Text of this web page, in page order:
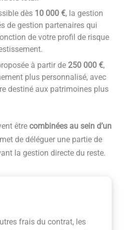
dès 10 000 €, la gestion
de gestion partenaires qui
de votre profil de risque
à partir de 250 000 €,
plus personnalisé, avec
destiné aux patrimoines plus
être combinées au sein d’un
de déléguer une partie de
la gestion directe du reste.
frais du contrat, les